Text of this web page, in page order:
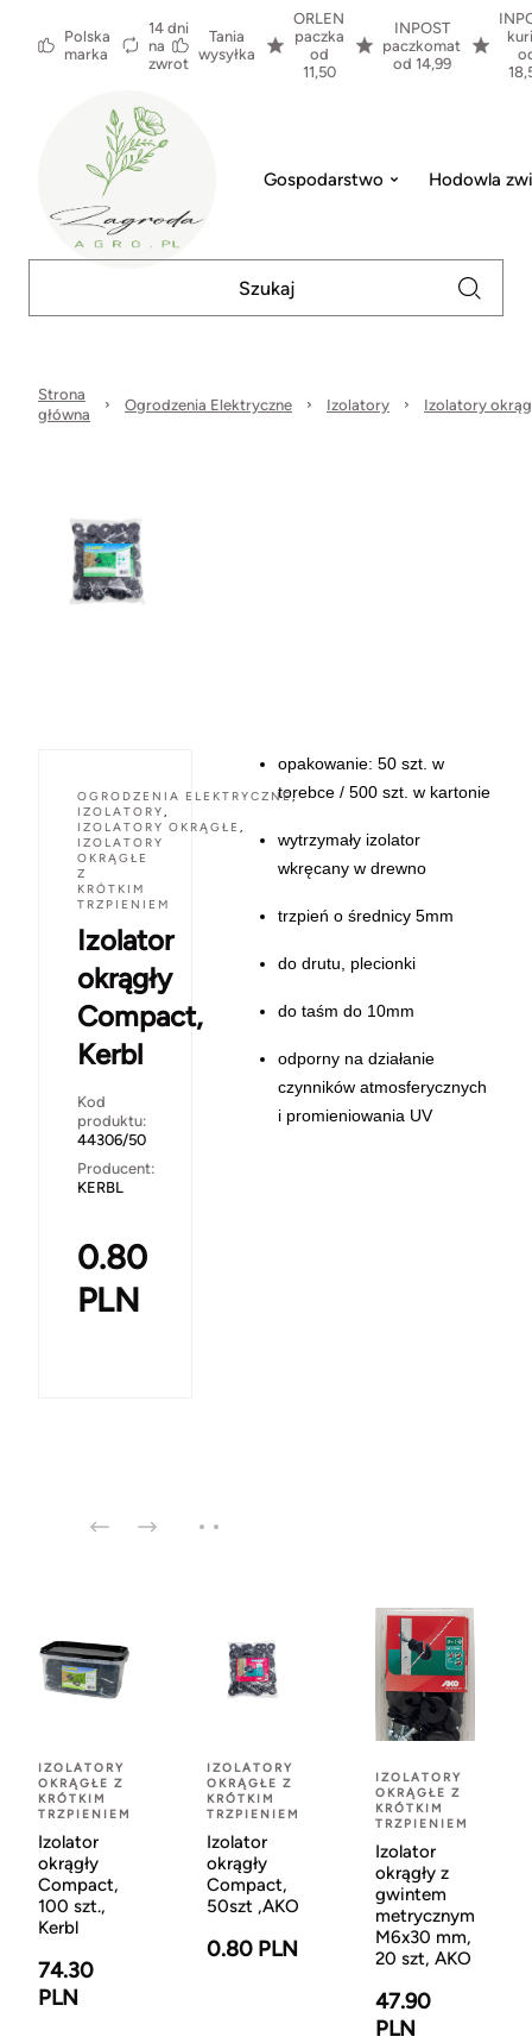
Polska
marka
14 dni
na
zwrot
Tania
wysyłka
ORLEN
paczka
od
11,50
INPOST
paczkomat
od 14,99
Gospodarstwo Hodowla
Strona
główna
Ogrodzenia Elektryczne Izolatory Izolatory
OGRODZENIA ELEKTRYCZNE,
IZOLATORY,
IZOLATORY OKRĄGŁE ,
IZOLATORY
OKRĄGŁE
Z
KRÓTKIM
TRZPIENIEM
Izolator
okrągły
Compact,
Kerbl
Kod
produktu:
44306/50
Producent:
KERBL
0.80
PLN
opakowanie: 50 szt. w
torebce / 500 szt. w kartonie
wytrzymały izolator
wkręcany w drewno
trzpień o średnicy 5mm
do drutu, plecionki
do taśm do 10mm
odporny na działanie
czynników atmosferycznych
i promieniowania UV
IZOLATORY
OKRĄGŁE Z
KRÓTKIM
TRZPIENIEM
Izolator
okrągły
Compact,
100 szt.,
Kerbl
74.30
PLN
IZOLATORY
OKRĄGŁE Z
KRÓTKIM
TRZPIENIEM
Izolator
okrągły
Compact,
50szt ,AKO
0.80 PLN
IZOLATORY
OKRĄGŁE Z
KRÓTKIM
TRZPIENIEM
Izolator
okrągły z
gwintem
metrycznym
M6x30 mm,
20 szt, AKO
47.90
PLN